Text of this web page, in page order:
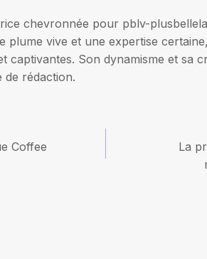
chevronnée pour pblv-
plume vive et une expertise
captivantes. Son dynamisme et sa
de rédaction.
Coffee
La